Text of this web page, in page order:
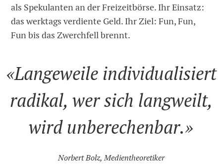
als Spekulanten an der Freizeitbörse. Ihr Einsatz:
das werktags verdiente Geld. Ihr Ziel: Fun, Fun,
Fun bis das Zwerchfell brennt.
«Langeweile individualisiert
radikal, wer sich langweilt,
wird unberechenbar.»
Norbert Bolz, Medientheoretiker